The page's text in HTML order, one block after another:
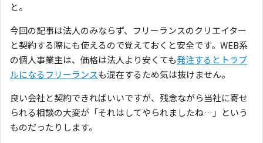
と。
今回の記事は法人のみならず、フリーランスのクリエイター
と契約する際にも使えるので覚えておくと安全です。WEB系
の個人事業主は、価格は法人より安くても発注するとトラブ
ルになるフリーランスも混在するため気は抜けません。
良い会社と契約できればいいですが、残念ながら当社に寄せ
られる相談の大変が「それはしてやられましたね…」という
ものだったりします。